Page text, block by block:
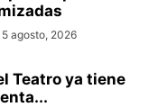
5 agosto, 2026
Teatro ya tiene